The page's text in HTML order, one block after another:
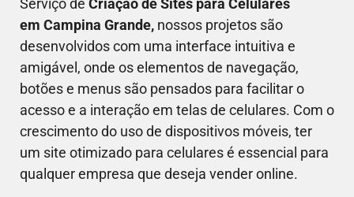
Serviço de Criação de Sites para Celulares
em Campina Grande, nossos projetos são
desenvolvidos com uma interface intuitiva e
amigável, onde os elementos de navegação,
botões e menus são pensados para facilitar o
acesso e a interação em telas de celulares. Com o
crescimento do uso de dispositivos móveis, ter
um site otimizado para celulares é essencial para
qualquer empresa que deseja vender online.